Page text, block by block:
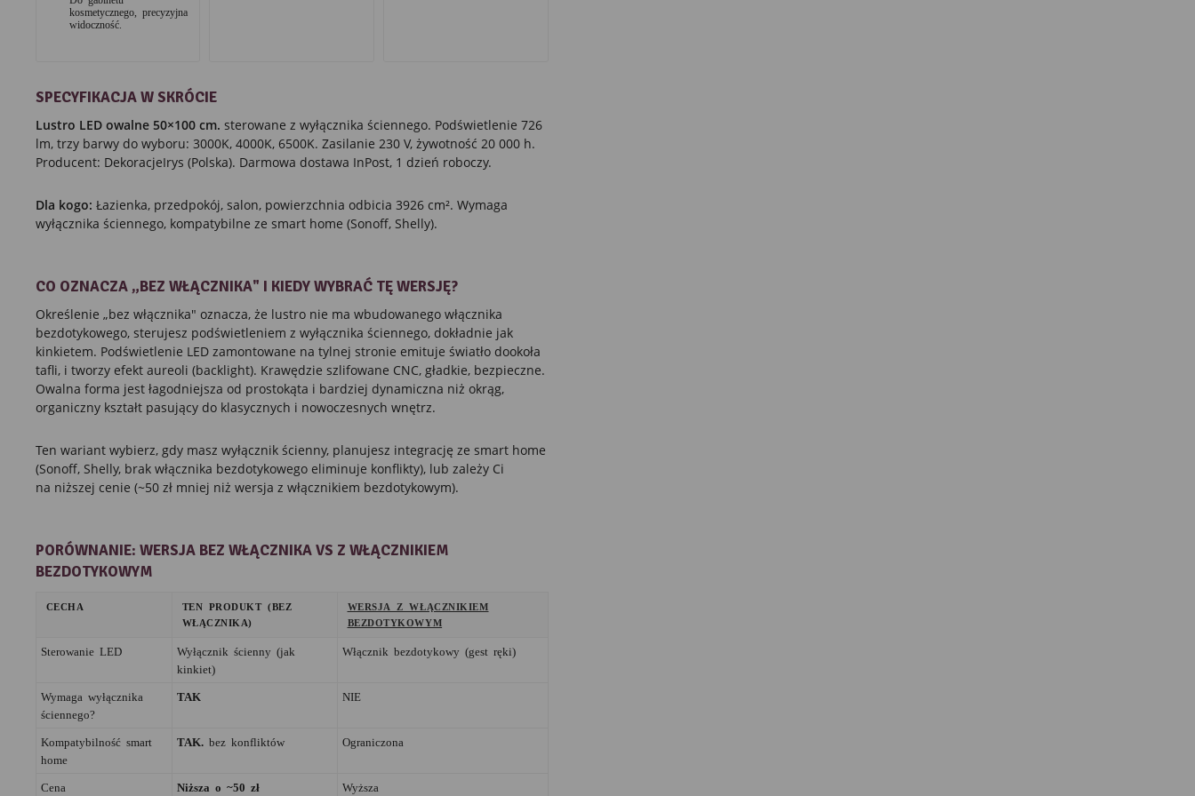
kosmetycznego, precyzyjna
widoczność.
SPECYFIKACJA W SKRÓCIE
Lustro LED owalne 50×100 cm. sterowane z wyłącznika ściennego. Podświetlenie 726
lm, trzy barwy do wyboru: 3000K, 4000K, 6500K. Zasilanie 230 V, żywotność 20 000 h.
Producent: DekoracjeIrys (Polska). Darmowa dostawa InPost, 1 dzień roboczy.
Dla kogo: Łazienka, przedpokój, salon, powierzchnia odbicia 3926 cm². Wymaga
wyłącznika ściennego, kompatybilne ze smart home (Sonoff, Shelly).
CO OZNACZA „BEZ WŁĄCZNIKA" I KIEDY WYBRAĆ TĘ WERSJĘ?
Określenie „bez włącznika" oznacza, że lustro nie ma wbudowanego włącznika
bezdotykowego, sterujesz podświetleniem z wyłącznika ściennego, dokładnie jak
kinkietem. Podświetlenie LED zamontowane na tylnej stronie emituje światło dookoła
tafli, i tworzy efekt aureoli (backlight). Krawędzie szlifowane CNC, gładkie, bezpieczne.
Owalna forma jest łagodniejsza od prostokąta i bardziej dynamiczna niż okrąg,
organiczny kształt pasujący do klasycznych i nowoczesnych wnętrz.
Ten wariant wybierz, gdy masz wyłącznik ścienny, planujesz integrację ze smart home
(Sonoff, Shelly, brak włącznika bezdotykowego eliminuje konflikty), lub zależy Ci
na niższej cenie (~50 zł mniej niż wersja z włącznikiem bezdotykowym).
PORÓWNANIE: WERSJA BEZ WŁĄCZNIKA VS Z WŁĄCZNIKIEM
BEZDOTYKOWYM
CECHA
TEN PRODUKT (BEZ
WŁĄCZNIKA)
WERSJA Z WŁĄCZNIKIEM
BEZDOTYKOWYM
Sterowanie LED
Wyłącznik ścienny (jak
kinkiet)
Włącznik bezdotykowy (gest ręki)
Wymaga wyłącznika
ściennego?
TAK NIE
Kompatybilność smart
home
TAK. bez konfliktów Ograniczona
Cena Niższa o ~50 zł Wyższa